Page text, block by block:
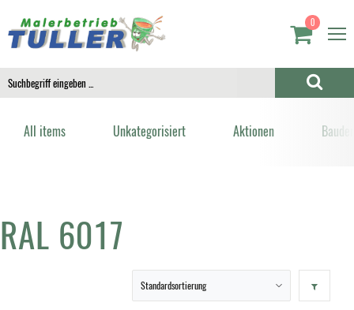
0
All items Unkategorisiert Aktionen
RAL 6017